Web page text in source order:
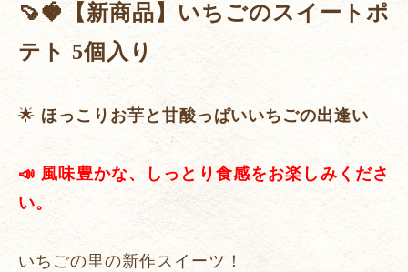
🍠🍓【新商品】いちごのスイートポ
テト 5個入り
🌟 ほっこりお芋と甘酸っぱいいちごの出逢い
📣 風味豊かな、しっとり食感をお楽しみくださ
い。
いちごの里の新作スイーツ！